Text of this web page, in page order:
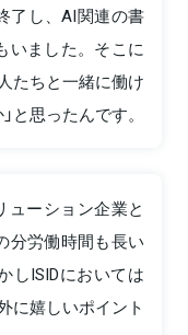
了し、AI関連の書
いました。そこに
たちと一緒に働け
と思ったんです。
ューション企業と
分労働時間も長い
しISIDにおいては
に嬉しいポイント